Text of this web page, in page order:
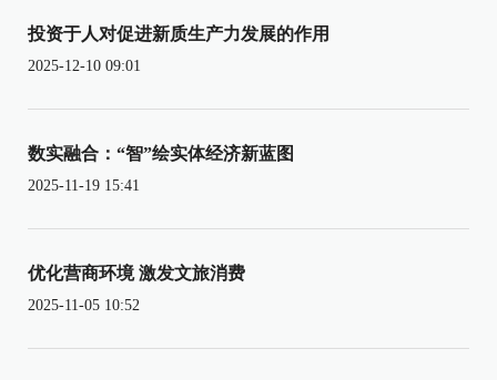
投资于人对促进新质生产力发展的作用
2025-12-10 09:01
数实融合：“智”绘实体经济新蓝图
2025-11-19 15:41
优化营商环境 激发文旅消费
2025-11-05 10:52